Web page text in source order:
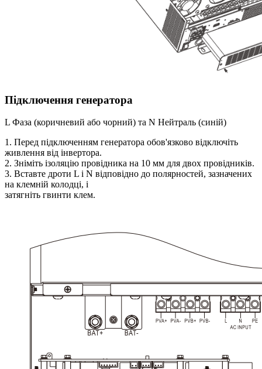
Підключення генератора
L Фаза (коричневий або чорний) та N Нейтраль (синій)
1. Перед підключенням генератора обов'язково відключіть
живлення від інвертора.
2. Зніміть ізоляцію провідника на 10 мм для двох провідників.
3. Вставте дроти L і N відповідно до полярностей, зазначених
на клемній колодці, і
затягніть гвинти клем.